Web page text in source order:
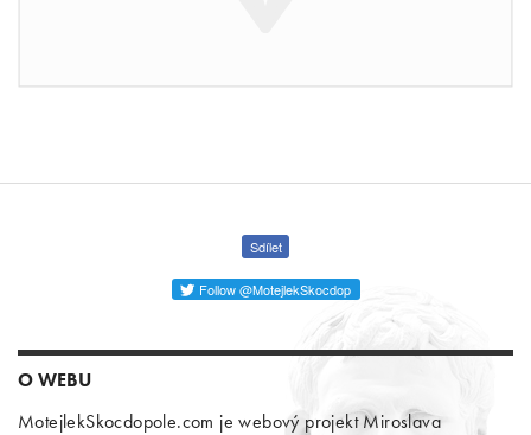
Sdílet
Follow @MotejlekSkocdop
O WEBU
MotejlekSkocdopole.com je webový projekt Miroslava